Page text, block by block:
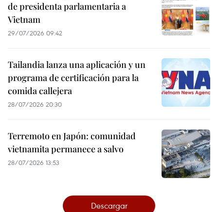
de presidenta parlamentaria a
Vietnam
29/07/2026 09:42
Tailandia lanza una aplicación y un
programa de certificación para la
comida callejera
28/07/2026 20:30
Terremoto en Japón: comunidad
vietnamita permanece a salvo
28/07/2026 13:53
Descargar